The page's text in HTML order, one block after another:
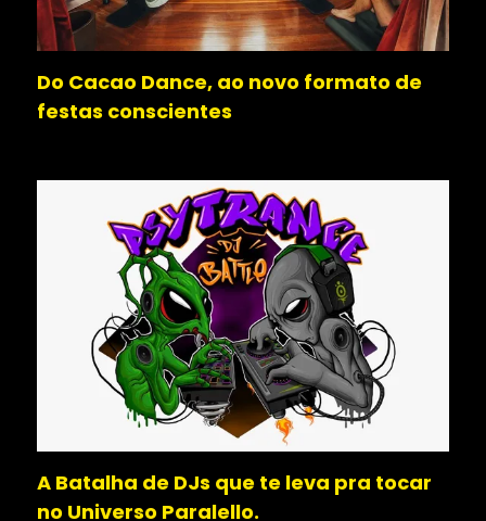
Do Cacao Dance, ao novo formato de
festas conscientes
A Batalha de DJs que te leva pra tocar
no Universo Paralello.